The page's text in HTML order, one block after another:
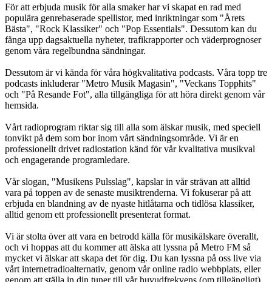
För att erbjuda musik för alla smaker har vi skapat en rad med
populära genrebaserade spellistor, med inriktningar som "Årets
Bästa", "Rock Klassiker" och "Pop Essentials". Dessutom kan du
fånga upp dagsaktuella nyheter, trafikrapporter och väderprognoser
genom våra regelbundna sändningar.
Dessutom är vi kända för våra högkvalitativa podcasts. Våra topp tre
podcasts inkluderar "Metro Musik Magasin", "Veckans Topphits"
och "På Resande Fot", alla tillgängliga för att höra direkt genom vår
hemsida.
Vårt radioprogram riktar sig till alla som älskar musik, med speciell
tonvikt på dem som bor inom vårt sändningsområde. Vi är en
professionellt drivet radiostation känd för vår kvalitativa musikval
och engagerande programledare.
Vår slogan, "Musikens Pulsslag", kapslar in vår strävan att alltid
vara på toppen av de senaste musiktrenderna. Vi fokuserar på att
erbjuda en blandning av de nyaste hitlåtarna och tidlösa klassiker,
alltid genom ett professionellt presenterat format.
Vi är stolta över att vara en betrodd källa för musikälskare överallt,
och vi hoppas att du kommer att älska att lyssna på Metro FM så
mycket vi älskar att skapa det för dig. Du kan lyssna på oss live via
vårt internetradioalternativ, genom vår online radio webbplats, eller
genom att ställa in din tuner till vår huvudfrekvens (om tillgängligt).